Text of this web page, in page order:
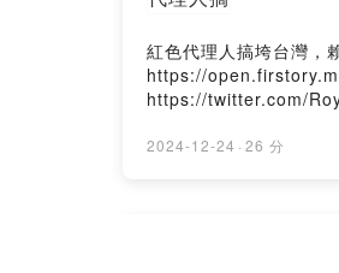
紅色代理人搞垮台灣
https://
https://twitter.com/
2024-12-24 · 26 分